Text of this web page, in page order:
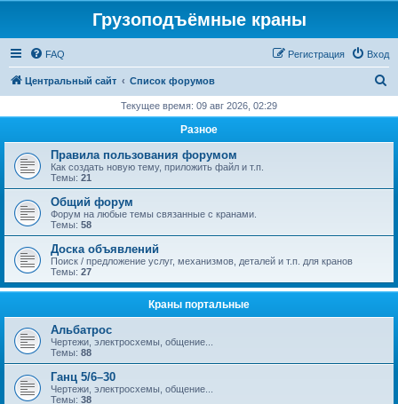
Грузоподъёмные краны
FAQ Вход
Регистрация
Центральный сайт Список форумов
с
Текущее время: 09 авг 2026, 02:29
Разное
Правила пользования форумом
Как создать новую тему, приложить файл и т.п.
Темы: 21
Общий форум
Форум на любые темы связанные с кранами.
Темы: 58
Доска объявлений
Поиск / предложение услуг, механизмов, деталей и т.п. для кранов
Темы: 27
Краны портальные
Альбатрос
Чертежи, электросхемы, общение...
Темы: 88
Ганц 5/6–30
Чертежи, электросхемы, общение...
Темы: 38